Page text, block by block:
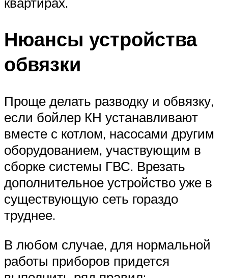
Нюансы устройства
обвязки
Проще делать разводку и обвязку,
если бойлер КН устанавливают
вместе с котлом, насосами другим
оборудованием, участвующим в
сборке системы ГВС. Врезать
дополнительное устройство уже в
существующую сеть гораздо
труднее.
В любом случае, для нормальной
работы приборов придется